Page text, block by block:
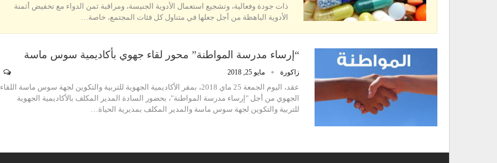
ذات جودة وفعالية، وتشجيع استعمال الأدوية الجنيسة، ومراقبة ثمن الدواء مع تخفيض أثمنة
الأدوية الباهظة من أجل جعلها في متناول كل فئات المجتمع، خاصة…
“إرساء مدرسة المواطنة” محور لقاء جهوي بأكاديمية سوس ماسة
زاكورة مايو 25, 2018
عقد، اليوم الجمعة 25 ماي 2018، بمقر الأكاديمية الجهوية للتربية والتكوين لجهة سوس ماسة اللقاء
الجهوي من أجل "إرساء مدرسة المواطنة"، بحضور السادة المدير المكلف بالأكاديمية الجهوية
للتربية والتكوين لجهة سوس ماسة والمدير المكلف بمديرية الحياة…